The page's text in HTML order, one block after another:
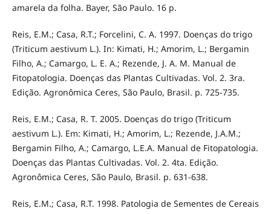
amarela da folha. Bayer, São Paulo. 16 p.
Reis, E.M.; Casa, R.T.; Forcelini, C. A. 1997. Doenças do trigo
(Triticum aestivum L.). In: Kimati, H.; Amorim, L.; Bergamin
Filho, A.; Camargo, L. E. A.; Rezende, J. A. M. Manual de
Fitopatologia. Doenças das Plantas Cultivadas. Vol. 2. 3ra.
Edição. Agronômica Ceres, São Paulo, Brasil. p. 725-735.
Reis, E.M.; Casa, R. T. 2005. Doenças do trigo (Triticum
aestivum L.). Em: Kimati, H.; Amorim, L.; Rezende, J.A.M.;
Bergamin Filho, A.; Camargo, L.E.A. Manual de Fitopatologia.
Doenças das Plantas Cultivadas. Vol. 2. 4ta. Edição.
Agronômica Ceres, São Paulo, Brasil. p. 631-638.
Reis, E.M.; Casa, R.T. 1998. Patologia de Sementes de Cereais